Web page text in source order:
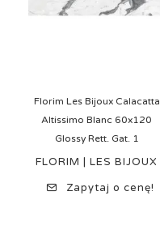
Florim Les Bijoux Calacatta
Altissimo Blanc 60x120
Glossy Rett. Gat. 1
FLORIM | LES BIJOUX
Zapytaj o cenę!